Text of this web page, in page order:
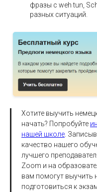
фразы с weh tun,
разных ситуаций.
Хотите выучить
начать? Попробуйте
нашей школе .
качество нашего
лучшего
Zoom и на
вам помогут выучить
подготовиться к